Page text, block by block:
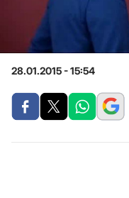
28.01.2015 - 15:54